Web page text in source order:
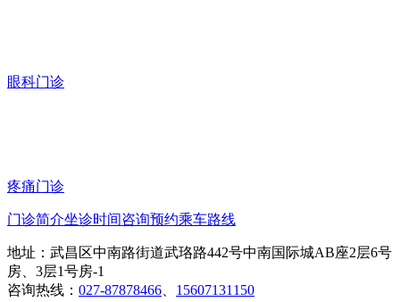
眼科门诊
疼痛门诊
门诊简介坐诊时间咨询预约乘车路线
地址：武昌区中南路街道武珞路442号中南国际城AB座2层6号
房、3层1号房-1
咨询热线： 027-87878466 15607131150